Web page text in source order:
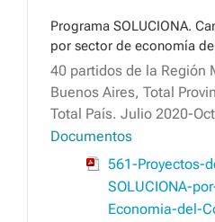
Programa SOLUCIONA.
por sector de economía
40 partidos de la Región
Buenos Aires, Total
Total País. Julio 2020-
Documentos
561-Proyectos-
SOLUCIONA-
Economia-del-